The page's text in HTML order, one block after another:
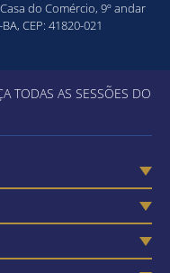
do Comércio, 9º andar
CEP: 41820-021
TODAS AS SESSÕES DO